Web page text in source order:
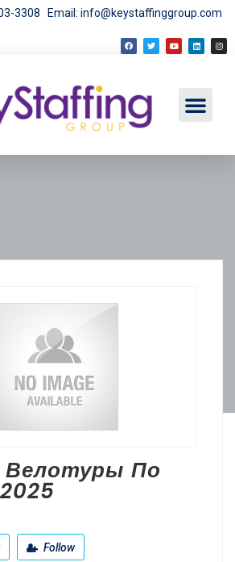
3308 Email: info@keystaffinggroup.com
По
Follow